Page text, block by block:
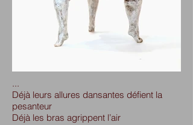
...
Déjà leurs allures dansantes défient la
pesanteur
Déjà les bras agrippent l’air